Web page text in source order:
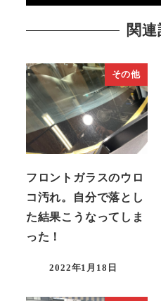
関
その他
フロントガラスのウロ
コ汚れ。自分で落とし
た結果こうなってしま
った！
投稿日
2022年1月18日